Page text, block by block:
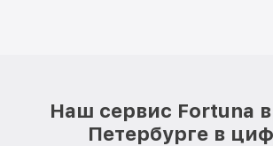
Наш сервис Fortuna
Петербурге в